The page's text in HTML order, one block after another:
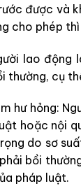
được và
cho phép
lao động
thường, cụ
hư hỏng:
hoặc nội
do sơ
bồi
pháp luật.